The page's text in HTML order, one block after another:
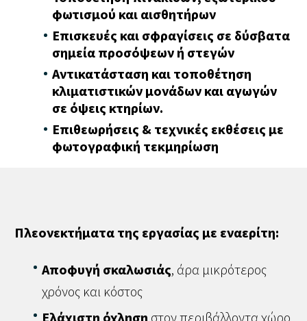
φωτισμού και αισθητήρων
Επισκευές και σφραγίσεις σε δύσβατα
σημεία προσόψεων ή στεγών
Αντικατάσταση και τοποθέτηση
κλιματιστικών μονάδων και αγωγών
σε όψεις κτηρίων.
Επιθεωρήσεις & τεχνικές εκθέσεις με
φωτογραφική τεκμηρίωση
Πλεονεκτήματα της εργασίας με εναερίτη:
Αποφυγή σκαλωσιάς, άρα μικρότερος
χρόνος και κόστος
Ελάχιστη όχληση στον περιβάλλοντα χώρο